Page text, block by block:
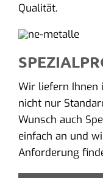
Qualität.
Wir liefern Ihnen
nicht nur
Wunsch auch
einfach an und
Anforderung